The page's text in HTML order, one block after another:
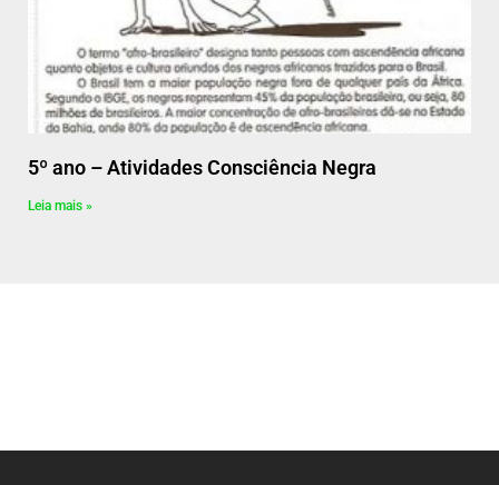
5º ano – Atividades Consciência Negra
Leia mais »